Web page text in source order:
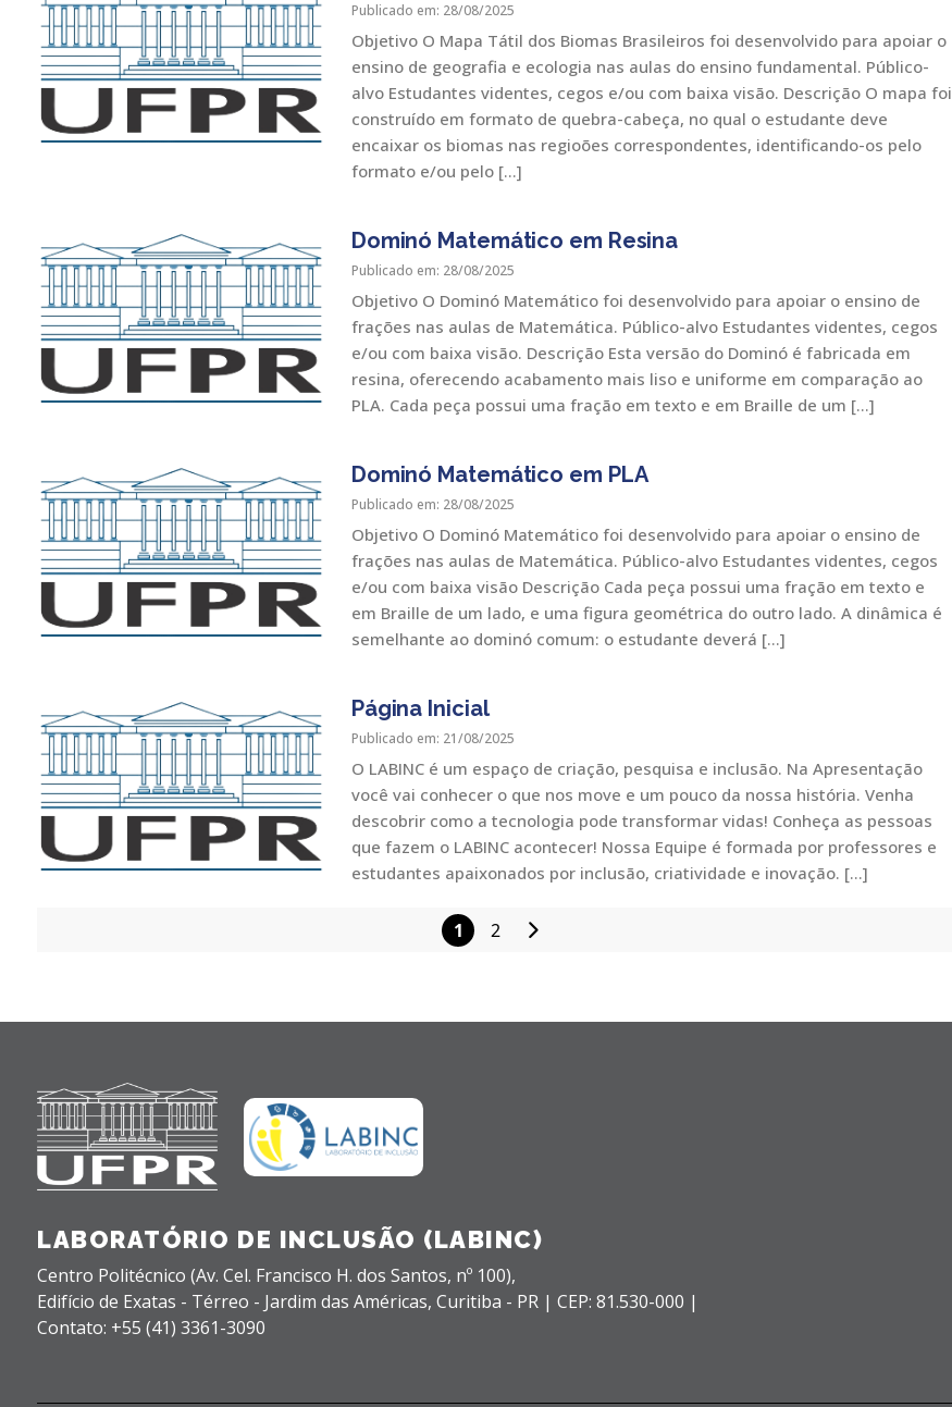
Publicado em: 28/08/2025
Objetivo O Mapa Tátil dos Biomas Brasileiros foi desenvolvido para apoiar o
ensino de geografia e ecologia nas aulas do ensino fundamental. Público-
alvo Estudantes videntes, cegos e/ou com baixa visão. Descrição O mapa foi
construído em formato de quebra-cabeça, no qual o estudante deve
encaixar os biomas nas regioões correspondentes, identificando-os pelo
formato e/ou pelo […]
Dominó Matemático em Resina
Publicado em: 28/08/2025
Objetivo O Dominó Matemático foi desenvolvido para apoiar o ensino de
frações nas aulas de Matemática. Público-alvo Estudantes videntes, cegos
e/ou com baixa visão. Descrição Esta versão do Dominó é fabricada em
resina, oferecendo acabamento mais liso e uniforme em comparação ao
PLA. Cada peça possui uma fração em texto e em Braille de um […]
Dominó Matemático em PLA
Publicado em: 28/08/2025
Objetivo O Dominó Matemático foi desenvolvido para apoiar o ensino de
frações nas aulas de Matemática. Público-alvo Estudantes videntes, cegos
e/ou com baixa visão Descrição Cada peça possui uma fração em texto e
em Braille de um lado, e uma figura geométrica do outro lado. A dinâmica é
semelhante ao dominó comum: o estudante deverá […]
Página Inicial
Publicado em: 21/08/2025
O LABINC é um espaço de criação, pesquisa e inclusão. Na Apresentação
você vai conhecer o que nos move e um pouco da nossa história. Venha
descobrir como a tecnologia pode transformar vidas! Conheça as pessoas
que fazem o LABINC acontecer! Nossa Equipe é formada por professores e
estudantes apaixonados por inclusão, criatividade e inovação. […]
Paginação
posts
1 2
LABORATÓRIO DE INCLUSÃO (LABINC)
Centro Politécnico (Av. Cel. Francisco H. dos Santos, nº 100),
Edifício de Exatas - Térreo - Jardim das Américas, Curitiba - PR | CEP: 81.530-000 |
Contato: +55 (41) 3361-3090